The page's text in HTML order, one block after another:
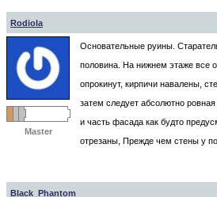
Rodiola
Master
Основательные руины.
половина. На нижнем этаже все
опрокинут, кирпичи навалены,
затем следует абсолютно
и часть фасада как будто
отрезаны, Прежде чем стены у
Black_Phantom